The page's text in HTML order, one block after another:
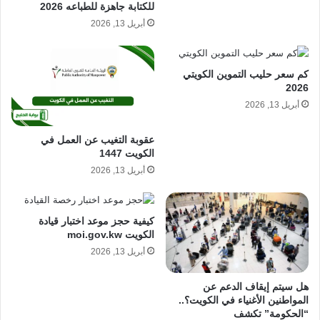
للكتابة جاهزة للطباعه 2026
أبريل 13, 2026
كم سعر حليب التموين الكويتي
2026
أبريل 13, 2026
عقوبة التغيب عن العمل في
الكويت 1447
أبريل 13, 2026
هل سيتم إيقاف الدعم عن
المواطنين الأغنياء في الكويت؟..
“الحكومة” تكشف
كيفية حجز موعد اختبار قيادة
الكويت moi.gov.kw
أبريل 13, 2026